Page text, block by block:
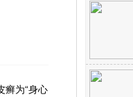
为“身心